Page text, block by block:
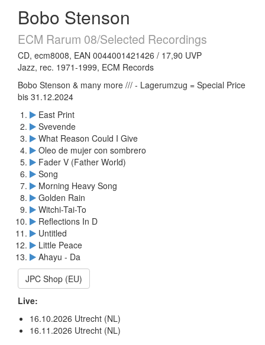
Bobo Stenson
ECM Rarum 08/Selected Recordings
CD, ecm8008, EAN 0044001421426 / 17,90 UVP
Jazz, rec. 1971-1999, ECM Records
Bobo Stenson & many more /// - Lagerumzug = Special Price
bis 31.12.2024
East Print
Svevende
What Reason Could I Give
Oleo de mujer con sombrero
Fader V (Father World)
Song
Morning Heavy Song
Golden Rain
Witchi-Tai-To
Reflections In D
Untitled
Little Peace
Ahayu - Da
JPC Shop (EU)
Live:
16.10.2026 Utrecht (NL)
16.11.2026 Utrecht (NL)